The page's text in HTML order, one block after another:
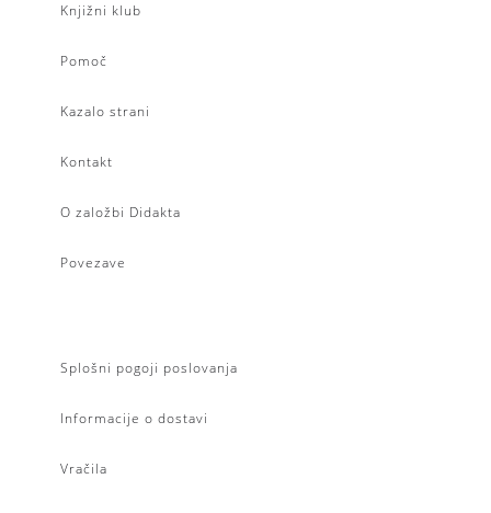
Knjižni klub
Pomoč
Kazalo strani
Kontakt
O založbi Didakta
Povezave
Splošni pogoji poslovanja
Informacije o dostavi
Vračila